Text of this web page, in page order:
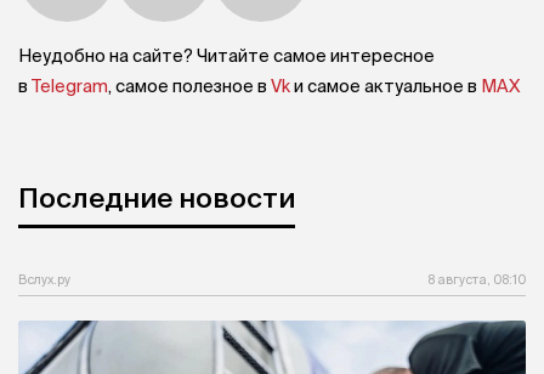
Неудобно на сайте? Читайте самое интересное
в Telegram, самое полезное в Vkи самое актуальное в MAX
Последние новости
Вслух.ру 8 августа, 08:10